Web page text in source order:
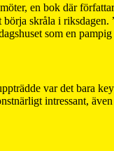
en bok där
börja skråla i
som en
var det bara
intressant,